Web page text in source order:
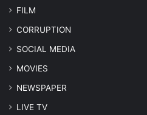
FILM
CORRUPTION
SOCIAL MEDIA
MOVIES
NEWSPAPER
LIVE TV